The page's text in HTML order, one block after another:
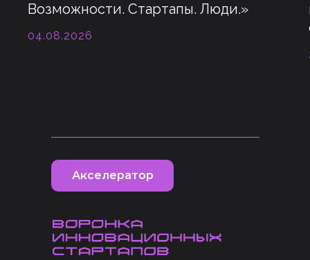
Возможности. Стартапы. Люди.»
04.08.2026
Акселератор